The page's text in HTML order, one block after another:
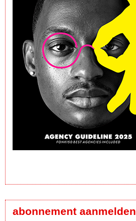
abonnement aanmelden